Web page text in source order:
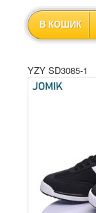
В КОШИК
YZY SD3085-1